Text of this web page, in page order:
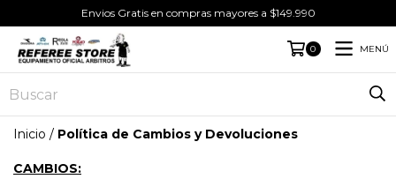
Envios Gratis en compras mayores a $149.990
0 MENÚ
Inicio / Política de Cambios y Devoluciones
CAMBIOS: